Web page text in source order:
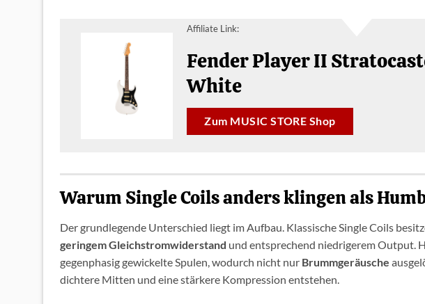
Affiliate Link:
Fender Player II
White
Zum MUSIC STORE Shop
Warum Single Coils anders klingen als
Der grundlegende Unterschied liegt im Aufbau. Klassische Single Coils
geringem Gleichstromwiderstand und entsprechend niedrigerem Output.
gegenphasig gewickelte Spulen, wodurch nicht nur Brummgeräusche
dichtere Mitten und eine stärkere Kompression entstehen.